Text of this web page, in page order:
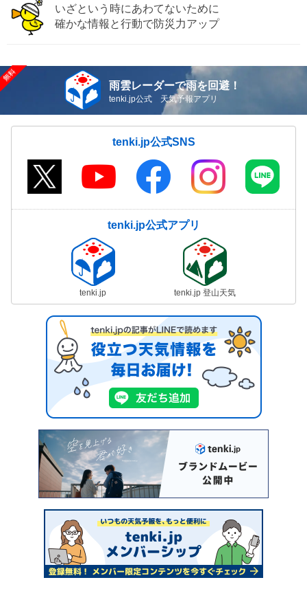
いざという時にあわてないために
確かな情報と行動で防災力アップ
雨雲レーダーで雨を回避！
tenki.jp公式 天気予報アプリ
tenki.jp公式SNS
tenki.jp公式アプリ
tenki.jp tenki.jp 登山天気